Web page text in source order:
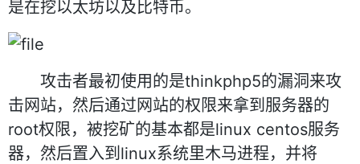
是在挖以太坊以及比特币。
攻击者最初使用的是thinkphp5的漏洞来攻
击网站，然后通过网站的权限来拿到服务器的
root权限，被挖矿的基本都是linux centos服务
器，然后置入到linux系统里木马进程，并将